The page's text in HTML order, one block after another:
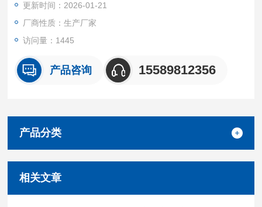
更新时间：2026-01-21
厂商性质：生产厂家
访问量：1445
产品咨询 15589812356
产品分类
相关文章